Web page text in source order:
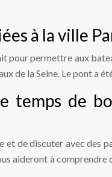
à la ville
permettre aux
de la Seine. Le pont a
temps de
de discuter avec
aideront à